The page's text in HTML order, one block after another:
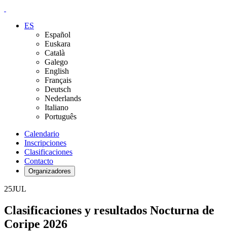
ES
Español
Euskara
Català
Galego
English
Français
Deutsch
Nederlands
Italiano
Português
Calendario
Inscripciones
Clasificaciones
Contacto
Organizadores
25JUL
Clasificaciones y resultados Nocturna de
Coripe 2026